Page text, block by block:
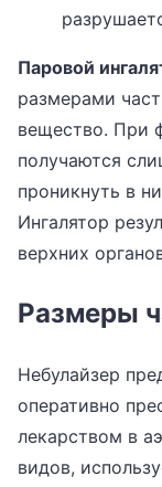
Паровой
размерами
вещество. При
получаются
проникнуть в
Ингалятор
верхних
Размеры
Небулайзер
оперативно
лекарством в
видов,